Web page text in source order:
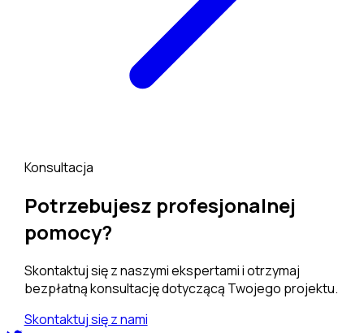
Konsultacja
Potrzebujesz profesjonalnej
pomocy?
Skontaktuj się z naszymi ekspertami i otrzymaj
bezpłatną konsultację dotyczącą Twojego projektu.
Skontaktuj się z nami